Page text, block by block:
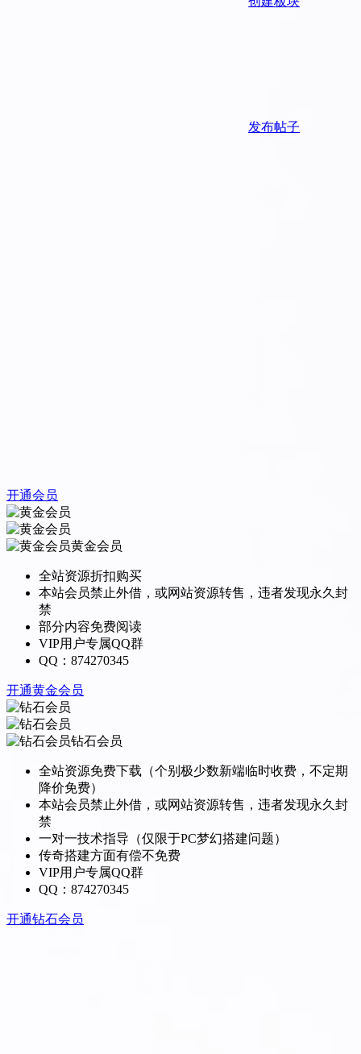
发布帖子
开通会员
黄金会员
全站资源折扣购买
本站会员禁止外借，或网站资源转售，违者发现永久封
禁
部分内容免费阅读
VIP用户专属QQ群
QQ：874270345
开通黄金会员
钻石会员
全站资源免费下载（个别极少数新端临时收费，不定期
降价免费）
本站会员禁止外借，或网站资源转售，违者发现永久封
禁
一对一技术指导（仅限于PC梦幻搭建问题）
传奇搭建方面有偿不免费
VIP用户专属QQ群
QQ：874270345
开通钻石会员